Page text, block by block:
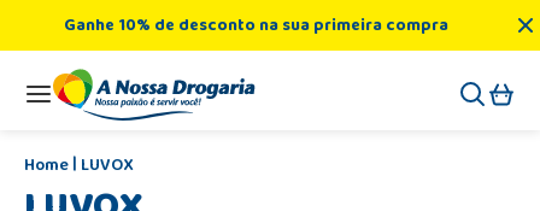
Ganhe 10% de desconto na sua primeira compra
LUVOX